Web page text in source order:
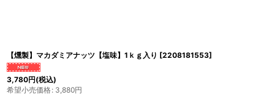
【燻製】マカダミアナッツ【塩味】1ｋｇ入り [2208181553]
3,780円(税込)
希望小売価格: 3,880円